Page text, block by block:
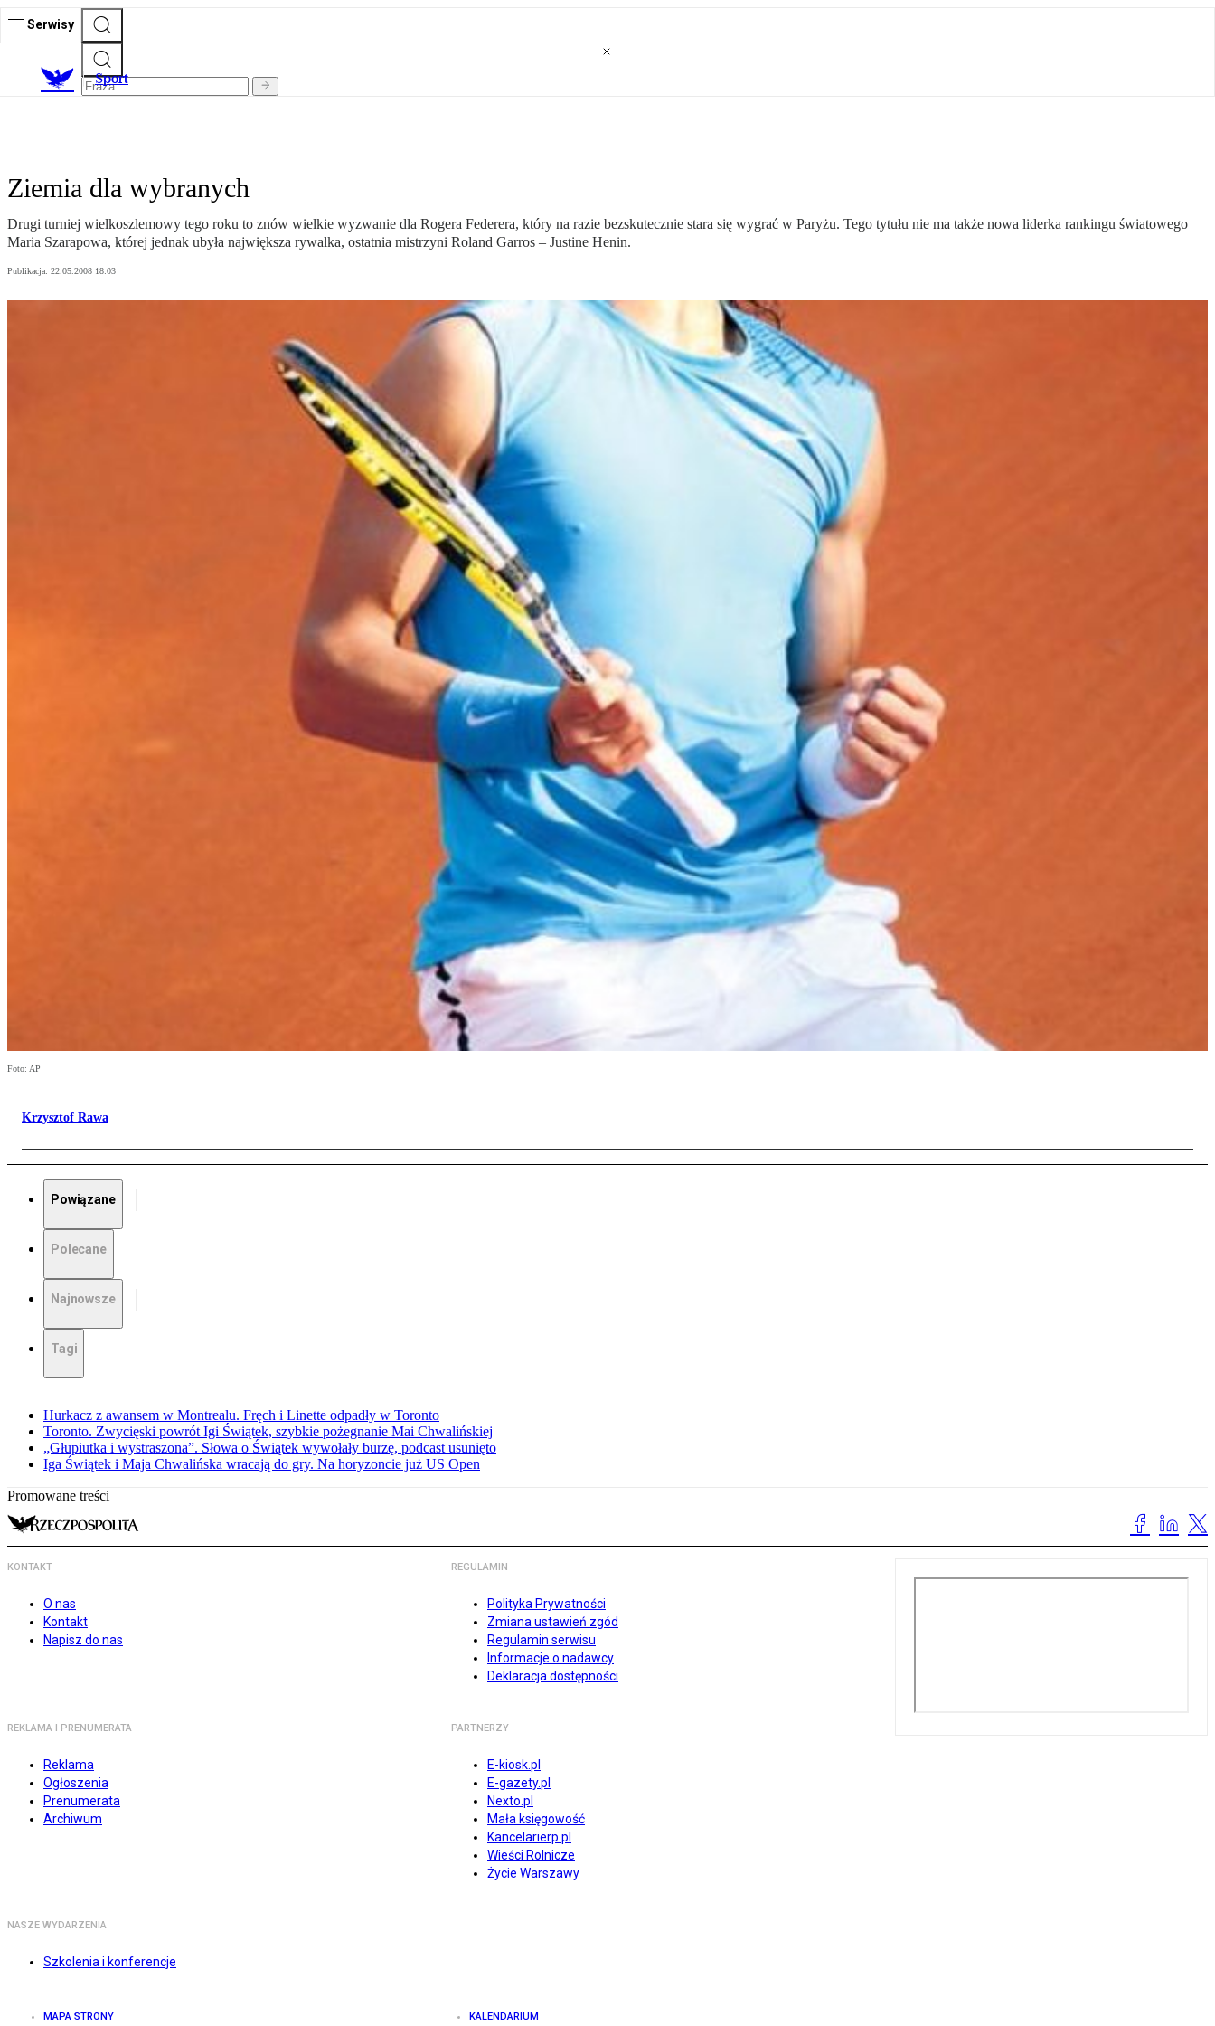
Serwisy
Sport
Ziemia dla wybranych
Drugi turniej wielkoszlemowy tego roku to znów wielkie wyzwanie dla Rogera Federera, który na razie bezskutecznie stara się wygrać w Paryżu. Tego tytułu nie ma także nowa liderka rankingu światowego
Maria Szarapowa, której jednak ubyła największa rywalka, ostatnia mistrzyni Roland Garros – Justine Henin.
Publikacja: 22.05.2008 18:03
Foto: AP
Krzysztof Rawa
Powiązane
Polecane
Najnowsze
Tagi
Hurkacz z awansem w Montrealu. Fręch i Linette odpadły w Toronto
Toronto. Zwycięski powrót Igi Świątek, szybkie pożegnanie Mai Chwalińskiej
„Głupiutka i wystraszona”. Słowa o Świątek wywołały burzę, podcast usunięto
Iga Świątek i Maja Chwalińska wracają do gry. Na horyzoncie już US Open
Promowane treści
KONTAKT
O nas
Kontakt
Napisz do nas
REGULAMIN
Polityka Prywatności
Zmiana ustawień zgód
Regulamin serwisu
Informacje o nadawcy
Deklaracja dostępności
REKLAMA I PRENUMERATA
Reklama
Ogłoszenia
Prenumerata
Archiwum
PARTNERZY
E-kiosk.pl
E-gazety.pl
Nexto.pl
Mała księgowość
Kancelarierp.pl
Wieści Rolnicze
Życie Warszawy
NASZE WYDARZENIA
Szkolenia i konferencje
MAPA STRONY KALENDARIUM